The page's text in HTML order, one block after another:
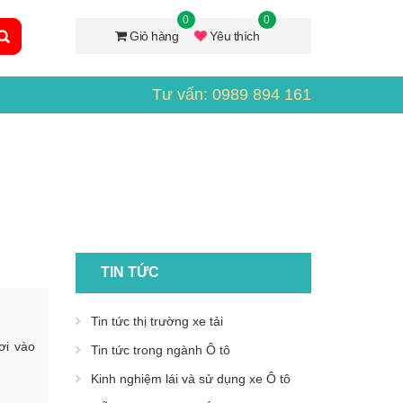
Giỏ hàng
0
Yêu thích
0
Tư vấn: 0989 894 161
vào
TIN TỨC
Tin tức thị trường xe tải
Tin tức trong ngành Ô tô
Kinh nghiệm lái và sử dụng xe Ô tô